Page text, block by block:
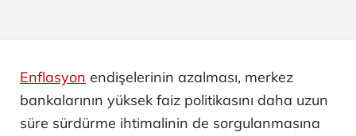
Enflasyon endişelerinin azalması, merkez
bankalarının yüksek faiz politikasını daha uzun
süre sürdürme ihtimalinin de sorgulanmasına